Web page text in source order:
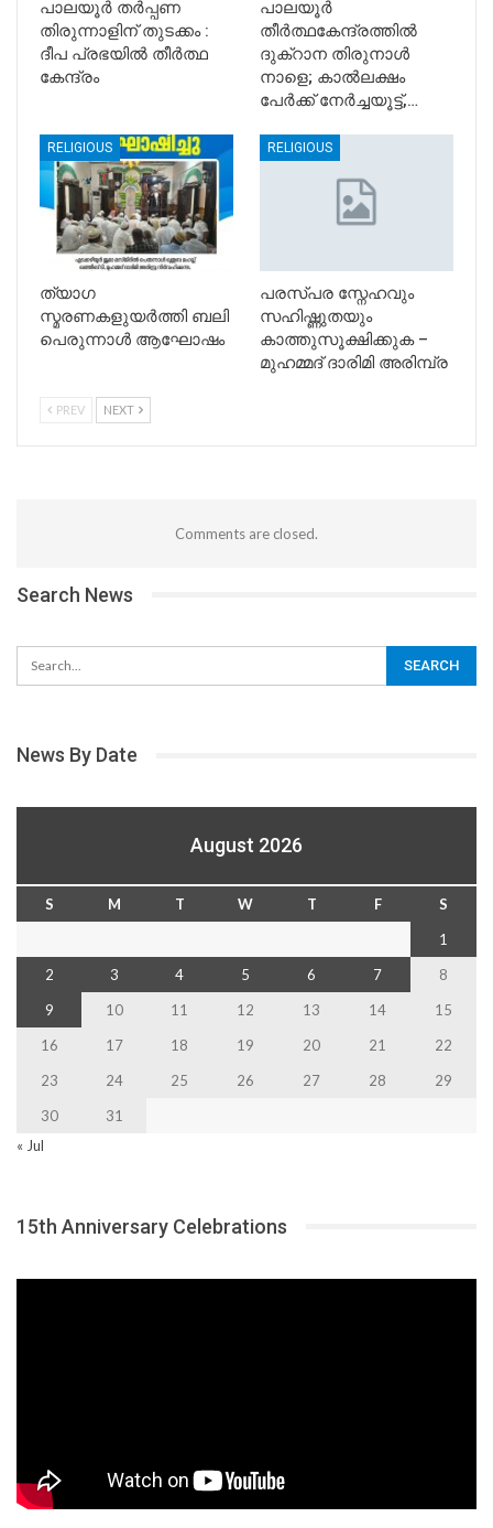
പാലയൂർ തർപ്പണ
തിരുന്നാളിന് തുടക്കം :
ദീപ പ്രഭയിൽ തീർത്ഥ
കേന്ദ്രം
പാലയൂർ
തീർത്ഥകേന്ദ്രത്തിൽ
ദുക്റാന തിരുനാൾ
നാളെ; കാൽലക്ഷം
പേർക്ക് നേർച്ചയൂട്ട്,…
RELIGIOUS
ത്യാഗ
സ്മരണകളുയർത്തി ബലി
പെരുന്നാൾ ആഘോഷം
RELIGIOUS
പരസ്പര സ്നേഹവും
സഹിഷ്ണുതയും
കാത്തുസൂക്ഷിക്കുക –
മുഹമ്മദ് ദാരിമി അരിമ്പ്ര
PREV NEXT
Comments are closed.
Search News
News By Date
August 2026
S M T W T F
S
1
2
3 4 5 6 7
8
9
10 11 12 13 14
15
16
17 18 19 20 21
22
23
24 25 26 27 28
29
30
31
« Jul
15th Anniversary Celebrations